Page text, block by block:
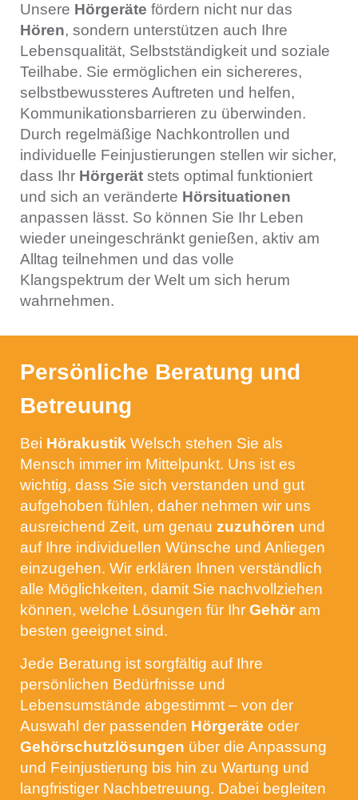
Unsere Hörgeräte fördern nicht nur das
Hören, sondern unterstützen auch Ihre
Lebensqualität, Selbstständigkeit und soziale
Teilhabe. Sie ermöglichen ein sichereres,
selbstbewussteres Auftreten und helfen,
Kommunikationsbarrieren zu überwinden.
Durch regelmäßige Nachkontrollen und
individuelle Feinjustierungen stellen wir sicher,
dass Ihr Hörgerät stets optimal funktioniert
und sich an veränderte Hörsituationen
anpassen lässt. So können Sie Ihr Leben
wieder uneingeschränkt genießen, aktiv am
Alltag teilnehmen und das volle
Klangspektrum der Welt um sich herum
wahrnehmen.
Persönliche Beratung und
Betreuung
Bei Hörakustik Welsch stehen Sie als
Mensch immer im Mittelpunkt. Uns ist es
wichtig, dass Sie sich verstanden und gut
aufgehoben fühlen, daher nehmen wir uns
ausreichend Zeit, um genau zuzuhören und
auf Ihre individuellen Wünsche und Anliegen
einzugehen. Wir erklären Ihnen verständlich
alle Möglichkeiten, damit Sie nachvollziehen
können, welche Lösungen für Ihr Gehör am
besten geeignet sind.
Jede Beratung ist sorgfältig auf Ihre
persönlichen Bedürfnisse und
Lebensumstände abgestimmt – von der
Auswahl der passenden Hörgeräte oder
Gehörschutzlösungen über die Anpassung
und Feinjustierung bis hin zu Wartung und
langfristiger Nachbetreuung. Dabei begleiten